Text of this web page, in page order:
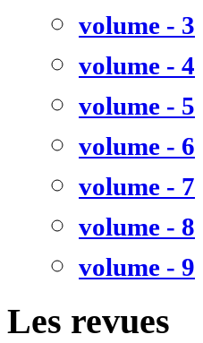
volume - 3
volume - 4
volume - 5
volume - 6
volume - 7
volume - 8
volume - 9
Les revues